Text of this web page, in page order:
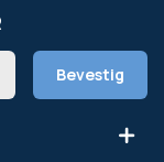
Bevestig